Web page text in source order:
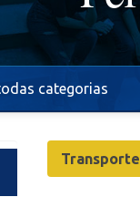
categorias